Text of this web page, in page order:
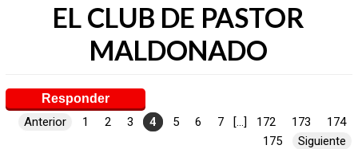
EL CLUB DE PASTOR
MALDONADO
Responder
Anterior 1 2 3 4 5 6 7 [...] 172 173
174
175
Siguiente